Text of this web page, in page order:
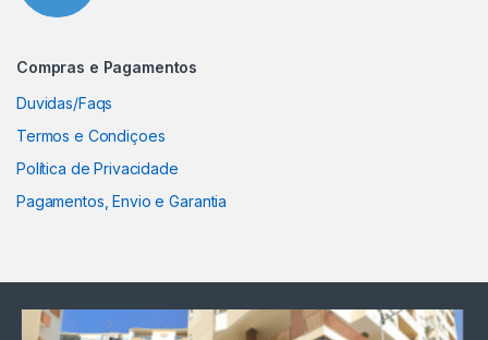
Compras e Pagamentos
Duvidas/Faqs
Termos e Condiçoes
Política de Privacidade
Pagamentos, Envio e Garantia